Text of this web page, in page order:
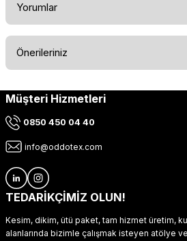
Yorumlar
Önerileriniz
Bu ürünün fiyat bilgisi, resim, ürün
kullanarak tarafımıza iletebilirsiniz.
Ürün resmi kalitesiz, bozuk veya
Ürün açıklamasında eksik bilgiler
Ürün fiyatı diğer sitelerden daha pahalı.
Müşteri Hizmetleri
0850 450 04 40
info@oddotex.com
TEDARİKÇİMİZ OLUN!
Kesim, dikim, ütü paket, tam hizmet üretim,
alanlarında bizimle çalışmak isteyen atölye